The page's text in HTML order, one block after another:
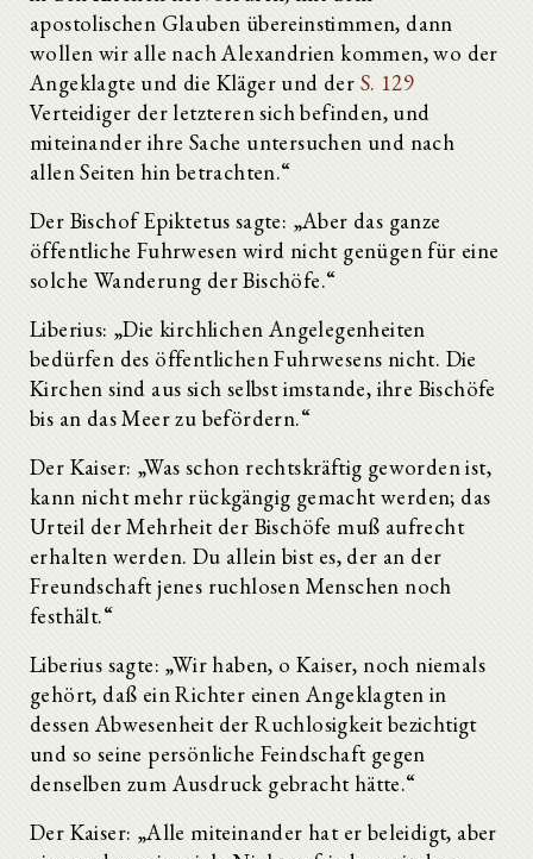
apostolischen Glauben übereinstimmen, dann
wollen wir alle nach Alexandrien kommen, wo der
Angeklagte und die Kläger und der S. 129
Verteidiger der letzteren sich befinden, und
miteinander ihre Sache untersuchen und nach
allen Seiten hin betrachten.“
Der Bischof Epiktetus sagte: „Aber das ganze
öffentliche Fuhrwesen wird nicht genügen für eine
solche Wanderung der Bischöfe.“
Liberius: „Die kirchlichen Angelegenheiten
bedürfen des öffentlichen Fuhrwesens nicht. Die
Kirchen sind aus sich selbst imstande, ihre Bischöfe
bis an das Meer zu befördern.“
Der Kaiser: „Was schon rechtskräftig geworden ist,
kann nicht mehr rückgängig gemacht werden; das
Urteil der Mehrheit der Bischöfe muß aufrecht
erhalten werden. Du allein bist es, der an der
Freundschaft jenes ruchlosen Menschen noch
festhält.“
Liberius sagte: „Wir haben, o Kaiser, noch niemals
gehört, daß ein Richter einen Angeklagten in
dessen Abwesenheit der Ruchlosigkeit bezichtigt
und so seine persönliche Feindschaft gegen
denselben zum Ausdruck gebracht hätte.“
Der Kaiser: „Alle miteinander hat er beleidigt, aber